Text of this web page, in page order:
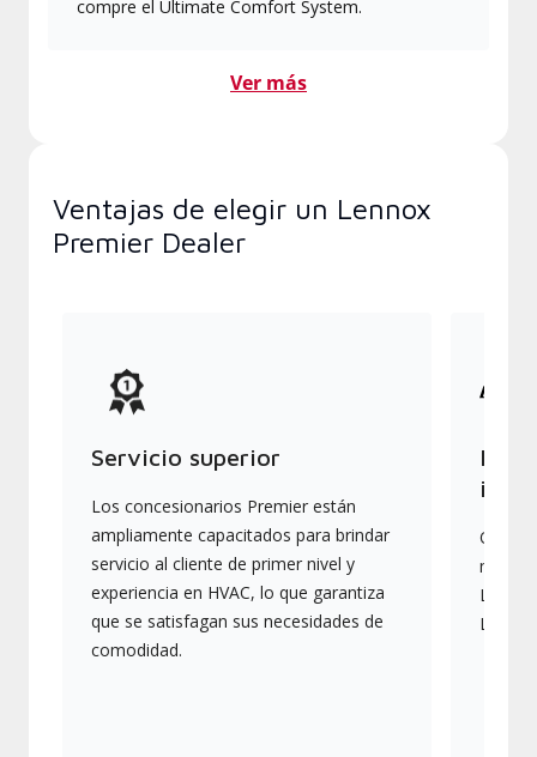
compre el Ultimate Comfort System.
Ver más
Ventajas de elegir un Lennox
Premier Dealer
Servicio superior
Los concesionarios Premier están
ampliamente capacitados para brindar
servicio al cliente de primer nivel y
experiencia en HVAC, lo que garantiza
que se satisfagan sus necesidades de
comodidad.
más